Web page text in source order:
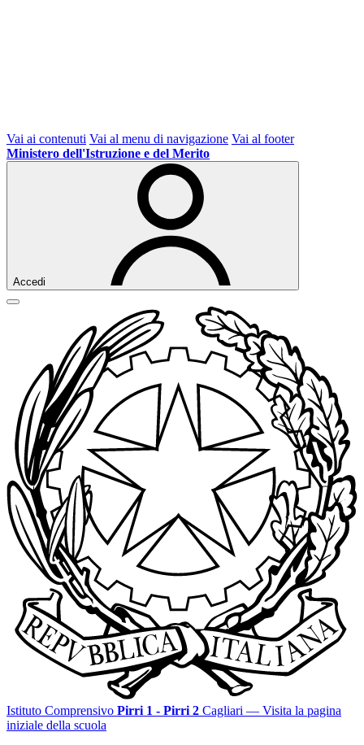
Vai ai contenuti Vai al menu di navigazione Vai al footer
Ministero dell'Istruzione e del Merito
Accedi
Istituto Comprensivo Pirri 1 - Pirri 2 Cagliari — Visita la pagina
iniziale della scuola